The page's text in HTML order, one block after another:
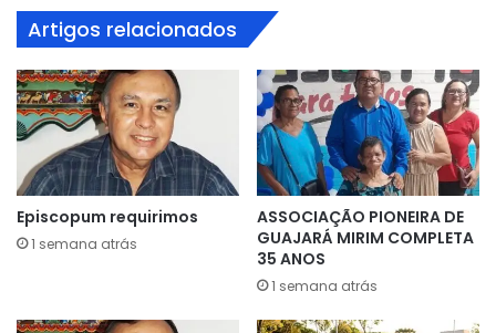
Artigos relacionados
Episcopum requirimos
1 semana atrás
ASSOCIAÇÃO PIONEIRA DE
GUAJARÁ MIRIM COMPLETA
35 ANOS
1 semana atrás